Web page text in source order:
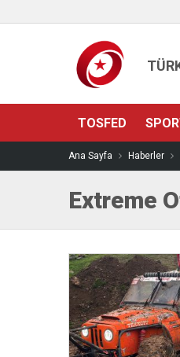
TOSFED
Ana Sayfa Haberler
Extreme